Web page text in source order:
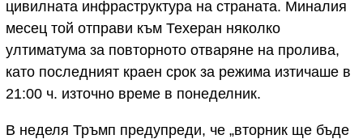
цивилната инфраструктура на страната. Миналия
месец той отправи към Техеран няколко
ултиматума за повторното отваряне на пролива,
като последният краен срок за режима изтичаше в
21:00 ч. източно време в понеделник.
В неделя Тръмп предупреди, че „вторник ще бъде